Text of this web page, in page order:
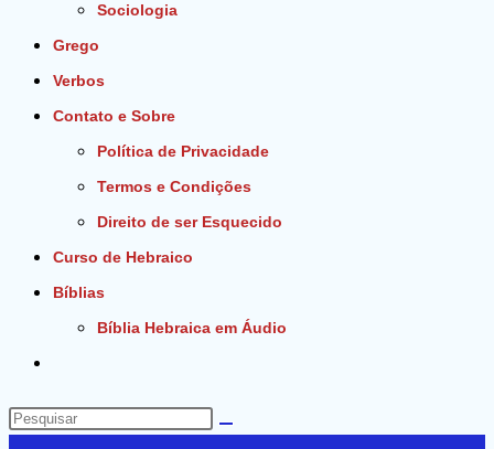
Sociologia
Grego
Verbos
Contato e Sobre
Política de Privacidade
Termos e Condições
Direito de ser Esquecido
Curso de Hebraico
Bíblias
Bíblia Hebraica em Áudio
do
site
Pesquisar